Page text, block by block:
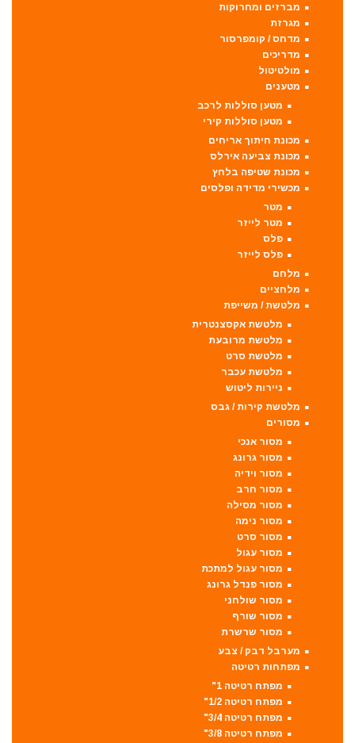
מברזים ומחרוקות
מגרזת
מדחס / קומפרסור
מדריכים
מולטיטול
מטענים
מטען סוללות לרכב
מטען סוללות קירי
מכונת חיתוך אריחים
מכונת צביעה אירלס
מכונת שטיפה בלחץ
מכשירי מדידה ופלסים
מטר
מטר לייזר
פלס
פלס לייזר
מלחם
מלחציים
מלטשת / משייפת
מלטשת אקסצנטרית
מלטשת מרובעת
מלטשת סרט
מלטשת עכבר
ניירות ליטוש
מלטשת קירות / גבס
מסורים
מסור אנכי
מסור גרונג
מסור וידיה
מסור חרב
מסור מסילה
מסור נימה
מסור סרט
מסור עגול
מסור עגול למתכת
מסור פנדל גרונג
מסור שולחני
מסור שורף
מסור שרשרת
מערבל דבק / צבע
מפתחות רטיטה
מפתח רטיטה 1"
מפתח רטיטה 1/2"
מפתח רטיטה 3/4"
מפתח רטיטה 3/8"